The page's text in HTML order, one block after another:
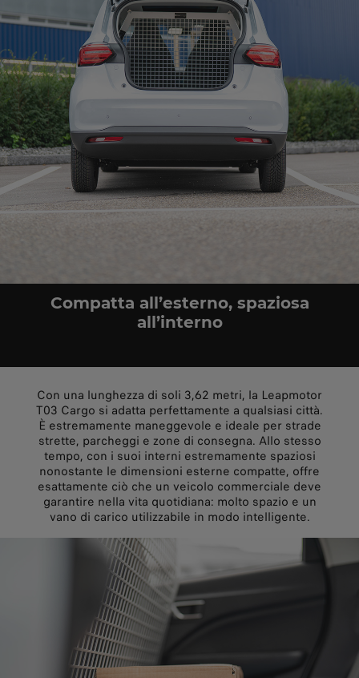
Compatta all’esterno, spaziosa
all’interno
Con una lunghezza di soli 3,62 metri, la Leapmotor
T03 Cargo si adatta perfettamente a qualsiasi città.
È estremamente maneggevole e ideale per strade
strette, parcheggi e zone di consegna. Allo stesso
tempo, con i suoi interni estremamente spaziosi
nonostante le dimensioni esterne compatte, offre
esattamente ciò che un veicolo commerciale deve
garantire nella vita quotidiana: molto spazio e un
vano di carico utilizzabile in modo intelligente.